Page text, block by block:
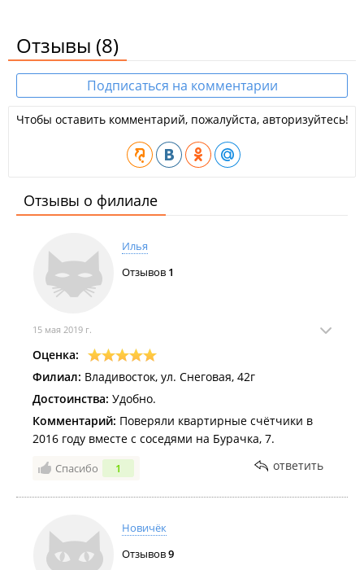
Отзывы (8)
Подписаться на комментарии
Чтобы оставить комментарий, пожалуйста, авторизуйтесь!
Отзывы о филиале
Илья
Отзывов 1
15 мая 2019 г.
Оценка:
Филиал: Владивосток, ул. Снеговая, 42г
Достоинства: Удобно.
Комментарий: Поверяли квартирные счётчики в
2016 году вместе с соседями на Бурачка, 7.
Спасибо 1 ответить
Новичёк
Отзывов9